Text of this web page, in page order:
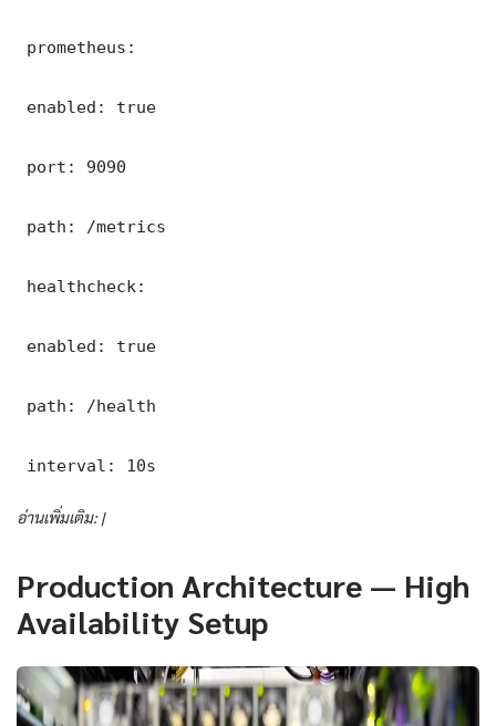
prometheus:
enabled: true
port: 9090
path: /metrics
healthcheck:
enabled: true
path: /health
interval: 10s
อ่านเพิ่มเติม: |
Production Architecture — High
Availability Setup